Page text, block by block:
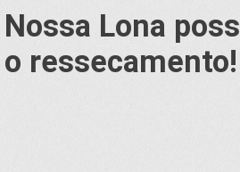
Nossa Lona
o ressecamento!